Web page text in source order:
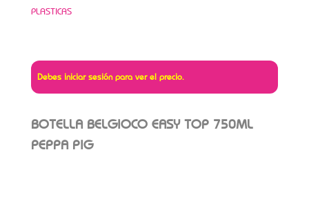
PLASTICAS
Debes iniciar sesión para ver el precio.
BOTELLA BELGIOCO EASY TOP 750ML
PEPPA PIG